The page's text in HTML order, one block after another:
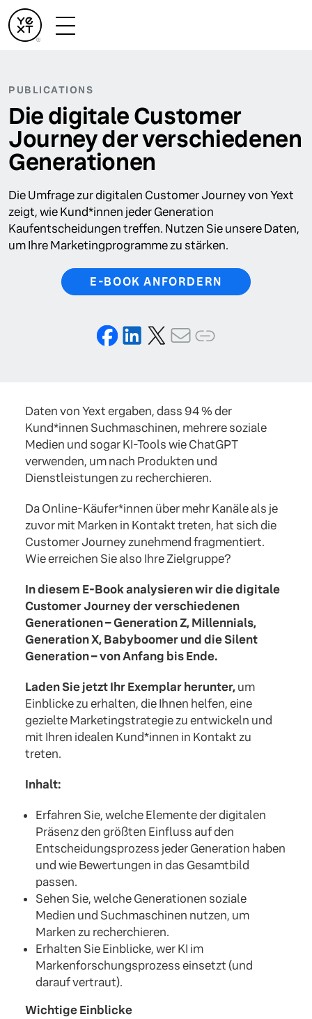
PUBLICATIONS
Die digitale Customer
Journey der verschiedenen
Generationen
Die Umfrage zur digitalen Customer Journey von Yext
zeigt, wie Kund*innen jeder Generation
Kaufentscheidungen treffen. Nutzen Sie unsere Daten,
um Ihre Marketingprogramme zu stärken.
E-BOOK ANFORDERN
Daten von Yext ergaben, dass 94 % der
Kund*innen Suchmaschinen, mehrere soziale
Medien und sogar KI-Tools wie ChatGPT
verwenden, um nach Produkten und
Dienstleistungen zu recherchieren.
Da Online-Käufer*innen über mehr Kanäle als je
zuvor mit Marken in Kontakt treten, hat sich die
Customer Journey zunehmend fragmentiert.
Wie erreichen Sie also Ihre Zielgruppe?
In diesem E-Book analysieren wir die digitale
Customer Journey der verschiedenen
Generationen – Generation Z, Millennials,
Generation X, Babyboomer und die Silent
Generation – von Anfang bis Ende.
Laden Sie jetzt Ihr Exemplar herunter,um
Einblicke zu erhalten, die Ihnen helfen, eine
gezielte Marketingstrategie zu entwickeln und
mit Ihren idealen Kund*innen in Kontakt zu
treten.
Inhalt:
Erfahren Sie, welche Elemente der digitalen
Präsenz den größten Einfluss auf den
Entscheidungsprozess jeder Generation haben
und wie Bewertungen in das Gesamtbild
passen.
Sehen Sie, welche Generationen soziale
Medien und Suchmaschinen nutzen, um
Marken zu recherchieren.
Erhalten Sie Einblicke, wer KI im
Markenforschungsprozess einsetzt (und
darauf vertraut).
Wichtige Einblicke